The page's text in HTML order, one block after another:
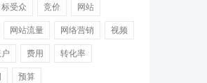
标受众 竞价 网站
网站流量 网络营销 视频
费用 转化率
预算